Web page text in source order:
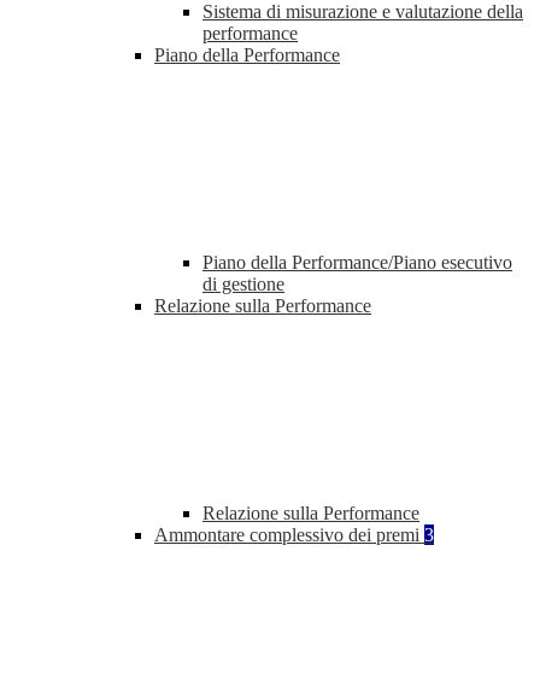
Sistema di misurazione e valutazione della
performance
Piano della Performance
Piano della Performance/Piano esecutivo
di gestione
Relazione sulla Performance
Relazione sulla Performance
Ammontare complessivo dei premi 3